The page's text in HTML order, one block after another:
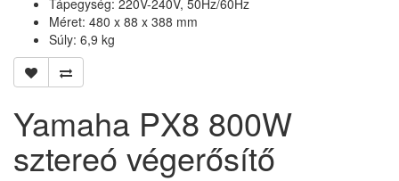
Méret: 480 x 88 x 388 mm
Súly: 6,9 kg
Yamaha PX8 800W
sztereó végerősítő